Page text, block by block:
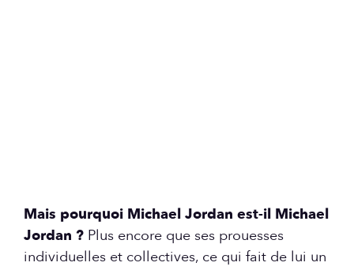
Mais pourquoi Michael Jordan est-il Michael
Jordan ? Plus encore que ses prouesses
individuelles et collectives, ce qui fait de lui un